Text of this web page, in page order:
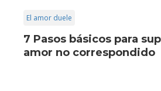
El amor duele
7 Pasos básicos para
amor no correspondido